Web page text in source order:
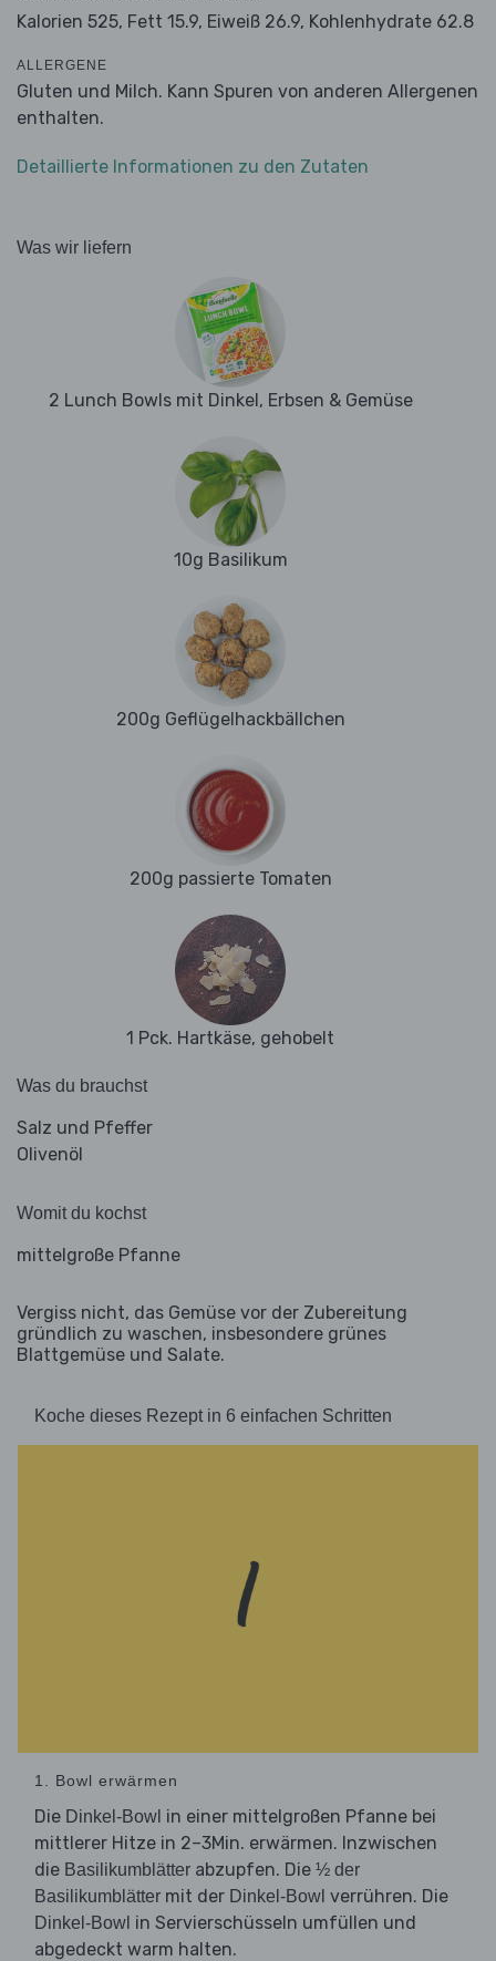
Kalorien 525, Fett 15.9, Eiweiß 26.9, Kohlenhydrate 62.8
ALLERGENE
Gluten und Milch. Kann Spuren von anderen Allergenen
enthalten.
Detaillierte Informationen zu den Zutaten
Was wir liefern
2 Lunch Bowls mit Dinkel, Erbsen & Gemüse
10g Basilikum
200g Geflügelhackbällchen
200g passierte Tomaten
1 Pck. Hartkäse, gehobelt
Was du brauchst
Salz und Pfeffer
Olivenöl
Womit du kochst
mittelgroße Pfanne
Vergiss nicht, das Gemüse vor der Zubereitung
gründlich zu waschen, insbesondere grünes
Blattgemüse und Salate.
Koche dieses Rezept in 6 einfachen Schritten
1. Bowl erwärmen
Die Dinkel-Bowl in einer mittelgroßen Pfanne bei
mittlerer Hitze in 2–3Min. erwärmen. Inzwischen
die Basilikumblätter abzupfen. Die ½ der
Basilikumblätter mit der Dinkel-Bowl verrühren. Die
Dinkel-Bowl in Servierschüsseln umfüllen und
abgedeckt warm halten.